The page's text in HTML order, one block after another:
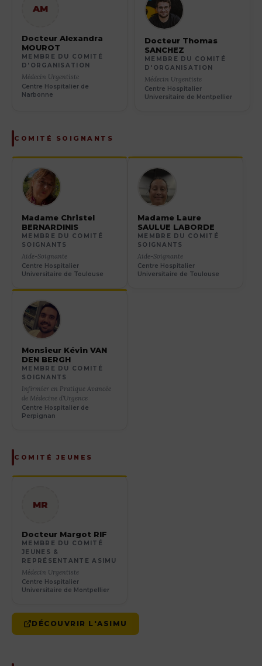
AM
Docteur Alexandra
MOUROT
MEMBRE DU COMITÉ
D'ORGANISATION
Médecin Urgentiste
Centre Hospitalier de
Narbonne
Docteur Thomas
SANCHEZ
MEMBRE DU COMITÉ
D'ORGANISATION
Médecin Urgentiste
Centre Hospitalier
Universitaire de Montpellier
COMITÉ SOIGNANTS
Madame Christel
BERNARDINIS
MEMBRE DU COMITÉ
SOIGNANTS
Aide-Soignante
Centre Hospitalier
Universitaire de Toulouse
Madame Laure
SAULUE LABORDE
MEMBRE DU COMITÉ
SOIGNANTS
Aide-Soignante
Centre Hospitalier
Universitaire de Toulouse
Monsieur Kévin VAN
DEN BERGH
MEMBRE DU COMITÉ
SOIGNANTS
Infirmier en Pratique Avancée
de Médecine d'Urgence
Centre Hospitalier de
Perpignan
COMITÉ JEUNES
MR
Docteur Margot RIF
MEMBRE DU COMITÉ
JEUNES &
REPRÉSENTANTE ASIMU
Médecin Urgentiste
Centre Hospitalier
Universitaire de Montpellier
DÉCOUVRIR L'ASIMU